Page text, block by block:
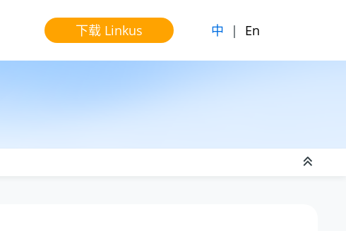
下载 Linkus 中 | En